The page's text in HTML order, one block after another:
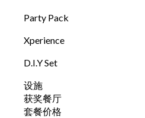
Party Pack
Xperience
D.I.Y Set
设施
获奖餐厅
套餐价格